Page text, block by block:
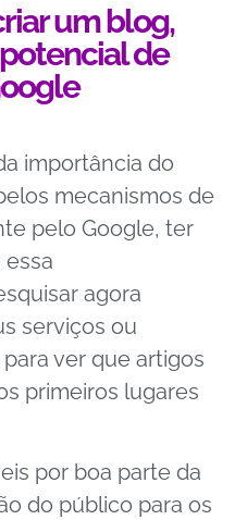
um blog,
de
importância do
mecanismos de
pelo Google, ter
agora
serviços ou
ver que artigos
primeiros lugares
por boa parte da
do público para os